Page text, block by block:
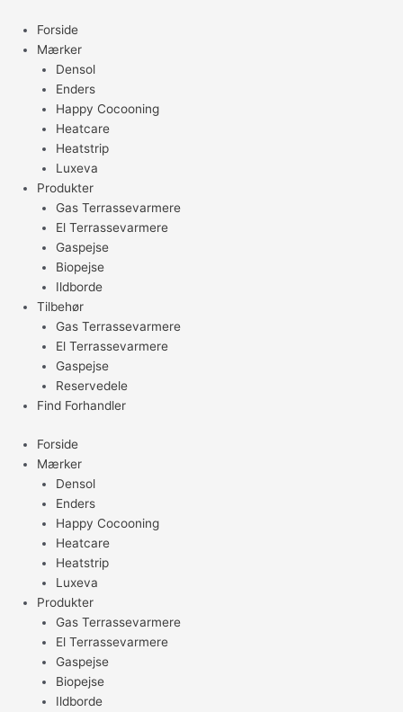
indholdet
Forside
Mærker
Densol
Enders
Happy Cocooning
Heatcare
Heatstrip
Luxeva
Produkter
Gas Terrassevarmere
El Terrassevarmere
Gaspejse
Biopejse
Ildborde
Tilbehør
Gas Terrassevarmere
El Terrassevarmere
Gaspejse
Reservedele
Find Forhandler
Forside
Mærker
Densol
Enders
Happy Cocooning
Heatcare
Heatstrip
Luxeva
Produkter
Gas Terrassevarmere
El Terrassevarmere
Gaspejse
Biopejse
Ildborde